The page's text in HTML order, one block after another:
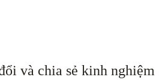
và chia sẻ kinh nghiệm